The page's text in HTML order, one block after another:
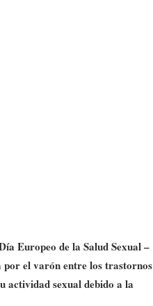
Europeo de la Salud Sexual –
por el varón entre los trastornos
actividad sexual debido a la